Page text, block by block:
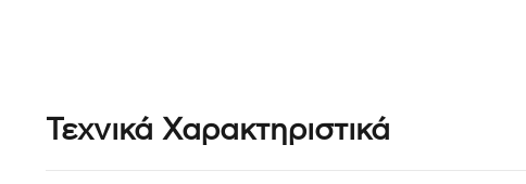
Τεχνικά Χαρακτηριστικά